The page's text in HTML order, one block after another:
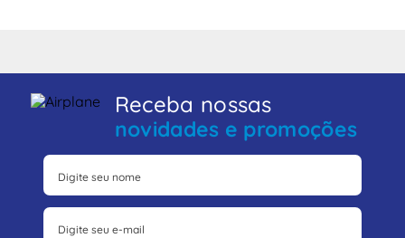
Receba nossas
novidades e promoções